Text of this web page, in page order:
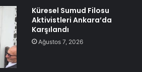
Küresel Sumud Filosu
Aktivistleri Ankara’da
Karşılandı
Ağustos 7, 2026